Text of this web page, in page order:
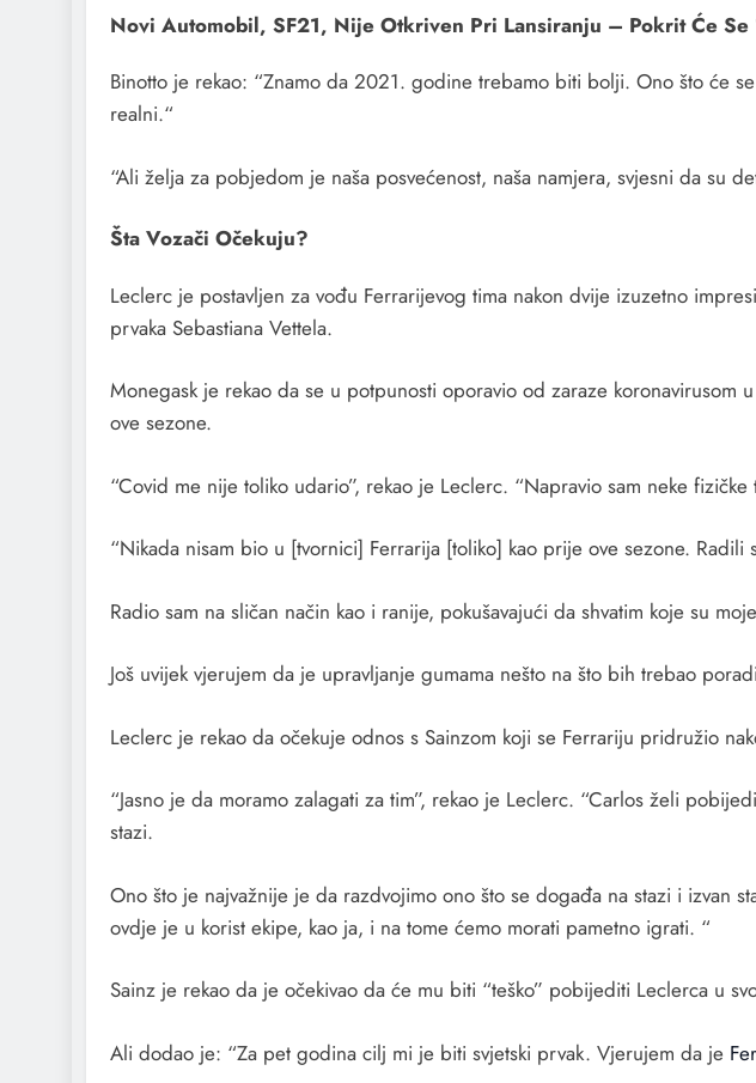
Novi Automobil, SF21, Nije Otkriven Pri Lansiranju – Pokrit Će
Binotto je rekao: “Znamo da 2021. godine trebamo biti bolji. Ono što će
realni.“
“Ali želja za pobjedom je naša posvećenost, naša namjera, svjesni da su
Šta Vozači Očekuju?
Leclerc je postavljen za vođu Ferrarijevog tima nakon dvije izuzetno
prvaka Sebastiana Vettela.
Monegask je rekao da se u potpunosti oporavio od zaraze
ove sezone.
“Covid me nije toliko udario”, rekao je Leclerc. “Napravio sam neke
“Nikada nisam bio u [tvornici] Ferrarija [toliko] kao prije ove sezone.
Radio sam na sličan način kao i ranije, pokušavajući da shvatim koje su
Još uvijek vjerujem da je upravljanje gumama nešto na što bih trebao
Leclerc je rekao da očekuje odnos s Sainzom koji se Ferrariju pridružio
“Jasno je da moramo zalagati za tim”, rekao je Leclerc. “Carlos želi
stazi.
Ono što je najvažnije je da razdvojimo ono što se događa na stazi i izvan
ovdje je u korist ekipe, kao ja, i na tome ćemo morati pametno igrati. “
Sainz je rekao da je očekivao da će mu biti “teško” pobijediti Leclerca u
Ali dodao je: “Za pet godina cilj mi je biti svjetski prvak. Vjerujem da je